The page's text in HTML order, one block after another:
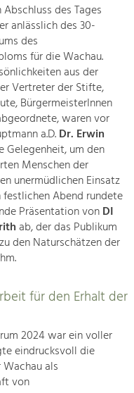
des Tages
anlässlich des 30-
des
für die Wachau.
aus der
Vertreter der Stifte,
BürgermeisterInnen
waren vor
a.D.Dr. Erwin
Gelegenheit, um den
Menschen der
unermüdlichen Einsatz
festlichen Abend rundete
Präsentation vonDI
ab, der das Publikum
den Naturschätzen der
für den Erhalt der
2024 war ein voller
eindrucksvoll die
als
von